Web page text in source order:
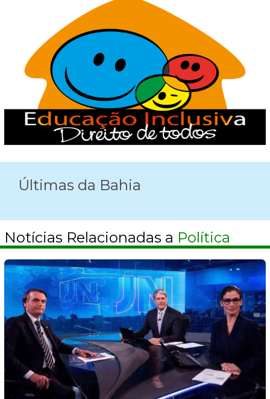
Últimas da Bahia
Notícias Relacionadas a Política